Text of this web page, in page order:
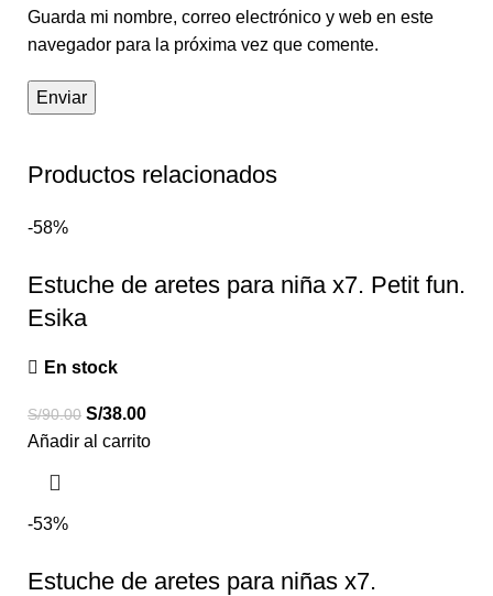
Guarda mi nombre, correo electrónico y web en este
navegador para la próxima vez que comente.
Productos relacionados
-58%
Estuche de aretes para niña x7. Petit fun.
Esika
En stock
S/90.00 S/38.00
Añadir al carrito
-53%
Estuche de aretes para niñas x7.